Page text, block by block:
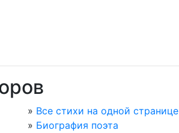
» Все стихи на одной странице
» Биография поэта